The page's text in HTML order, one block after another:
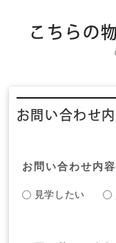
こちらの
お問い合わせ
お問い合わせ内容
見学したい